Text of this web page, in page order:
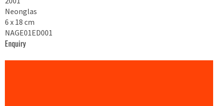
Neonglas
6 x 18 cm
NAGE01ED001
Enquiry